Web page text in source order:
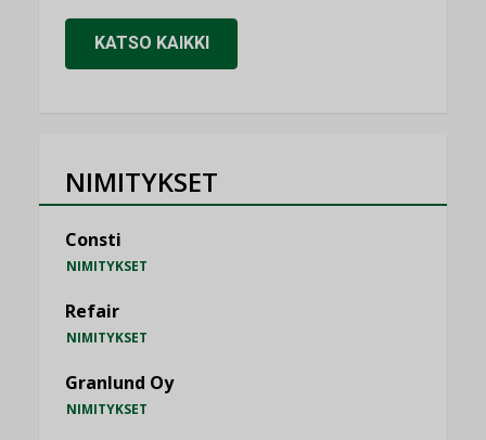
KATSO KAIKKI
NIMITYKSET
Consti
NIMITYKSET
Refair
NIMITYKSET
Granlund Oy
NIMITYKSET